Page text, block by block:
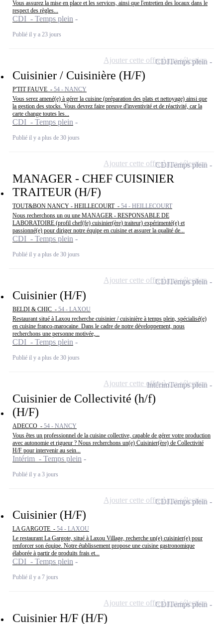
Vous assurez la mise en place et les services, ainsi que l'entretien des locaux dans le
respect des règles...
CDI - Temps plein
Publié il y a 23 jours
Cuisinier / Cuisinière (H/F)
P'TIT FAUVE - 54 - NANCY
Vous serez amené(e) à gérer la cuisine (préparation des plats et nettoyage) ainsi que
la gestion des stocks. Vous devrez faire preuve d'inventivité et de réactivité, car la
carte change toutes les...
CDI - Temps plein
Publié il y a plus de 30 jours
CDITemps plein
Ajouter cette offre à ma sélection
MANAGER - CHEF CUISINIER
TRAITEUR (H/F)
TOUT&BON NANCY - HEILLECOURT - 54 - HEILLECOURT
Nous recherchons un ou une MANAGER - RESPONSABLE DE
LABORATOIRE (profil chef(fe) cuisinier(ère) traiteur) expérimenté(e) et
passionné(e) pour diriger notre équipe en cuisine et assurer la qualité de...
CDI - Temps plein
Publié il y a plus de 30 jours
CDITemps plein
Ajouter cette offre à ma sélection
Cuisinier (H/F)
BELDI & CHIC - 54 - LAXOU
Restaurant situé à Laxou recherche cuisinier / cuisinière à temps plein, spécialisé(e)
en cuisine franco-marocaine. Dans le cadre de notre développement, nous
recherchons une personne motivée,...
CDI - Temps plein
Publié il y a plus de 30 jours
CDITemps plein
Ajouter cette offre à ma sélection
Cuisinier de Collectivité (h/f)
(H/F)
ADECCO - 54 - NANCY
Vous êtes un professionnel de la cuisine collective, capable de gérer votre production
avec autonomie et rigueur ? Nous recherchons un(e) Cuisinier(ère) de Collectivité
H/F pour intervenir au sein...
Intérim - Temps plein
Publié il y a 3 jours
IntérimTemps plein
Ajouter cette offre à ma sélection
Cuisinier (H/F)
LA GARGOTE - 54 - LAXOU
Le restaurant La Gargote, situé à Laxou Village, recherche un(e) cuisinier(e) pour
renforcer son équipe. Notre établissement propose une cuisine gastronomique
élaborée à partir de produits frais et...
CDI - Temps plein
Publié il y a 7 jours
CDITemps plein
Ajouter cette offre à ma sélection
Cuisinier H/F (H/F)
CDITemps plein
Ajouter cette offre à ma sélection